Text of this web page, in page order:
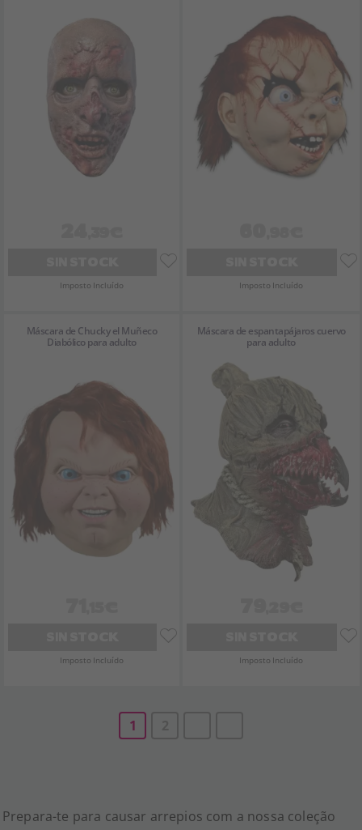
Imposto Incluído Imposto Incluído
Máscara de Chucky el Muñeco
Diabólico para adulto
Imposto Incluído
Máscara de espantapájaros cuervo
para adulto
Imposto Incluído
1
Prepara-te para causar arrepios com a nossa coleção